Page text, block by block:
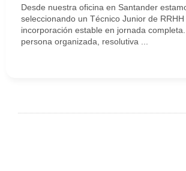
Desde nuestra oficina en Santander
seleccionando un Técnico Junior de RRHH
incorporación estable en jornada
persona organizada, resolutiva ...